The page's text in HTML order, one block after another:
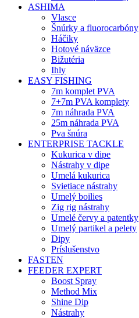
ASHIMA
Vlasce
Šnúrky a fluorocarbóny
Háčiky
Hotové náväzce
Bižutéria
Ihly
EASY FISHING
7m komplet PVA
7+7m PVA komplety
7m náhrada PVA
25m náhrada PVA
Pva šnúra
ENTERPRISE TACKLE
Kukurica v dipe
Nástrahy v dipe
Umelá kukurica
Svietiace nástrahy
Umelý boilies
Zig rig nástrahy
Umelé červy a patentky
Umelý partikel a pelety
Dipy
Príslušenstvo
FASTEN
FEEDER EXPERT
Boost Spray
Method Mix
Shine Dip
Nástrahy